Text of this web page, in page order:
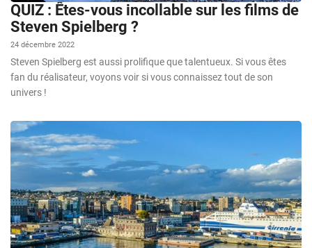
QUIZ : Êtes-vous incollable sur les films de
Steven Spielberg ?
24 décembre 2022
Steven Spielberg est aussi prolifique que talentueux. Si vous êtes
fan du réalisateur, voyons voir si vous connaissez tout de son
univers !